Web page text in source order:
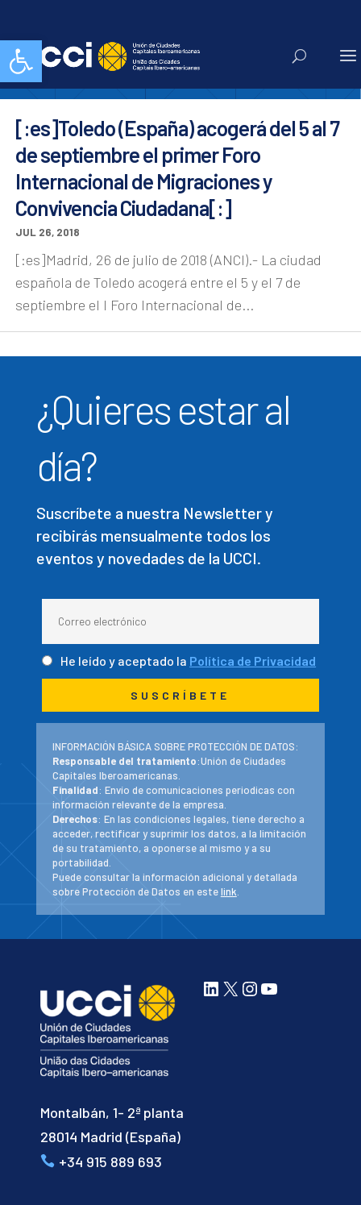
Abrir barra de herramientas
diego mejias
[:es]Toledo (España) acogerá del 5 al 7
de septiembre el primer Foro
Internacional de Migraciones y
Convivencia Ciudadana[:]
JUL 26, 2018
[:es]Madrid, 26 de julio de 2018 (ANCI).- La ciudad
española de Toledo acogerá entre el 5 y el 7 de
septiembre el I Foro Internacional de...
¿Quieres estar al
día?
Suscríbete a nuestra Newsletter y
recibirás mensualmente todos los
eventos y novedades de la UCCI.
He leído y aceptado la Política de Privacidad
INFORMACIÓN BÁSICA SOBRE PROTECCIÓN DE DATOS:
Responsable del tratamiento:Unión de Ciudades
Capitales Iberoamericanas.
Finalidad: Envío de comunicaciones periodicas con
información relevante de la empresa.
Derechos: En las condiciones legales, tiene derecho a
acceder, rectificar y suprimir los datos, a la limitación
de su tratamiento, a oponerse al mismo y a su
portabilidad.
Puede consultar la información adicional y detallada
sobre Protección de Datos en estelink
Montalbán, 1- 2ª planta
28014 Madrid (España)
+34 915 889 693
LinkedIn
X Instagram
YouTube